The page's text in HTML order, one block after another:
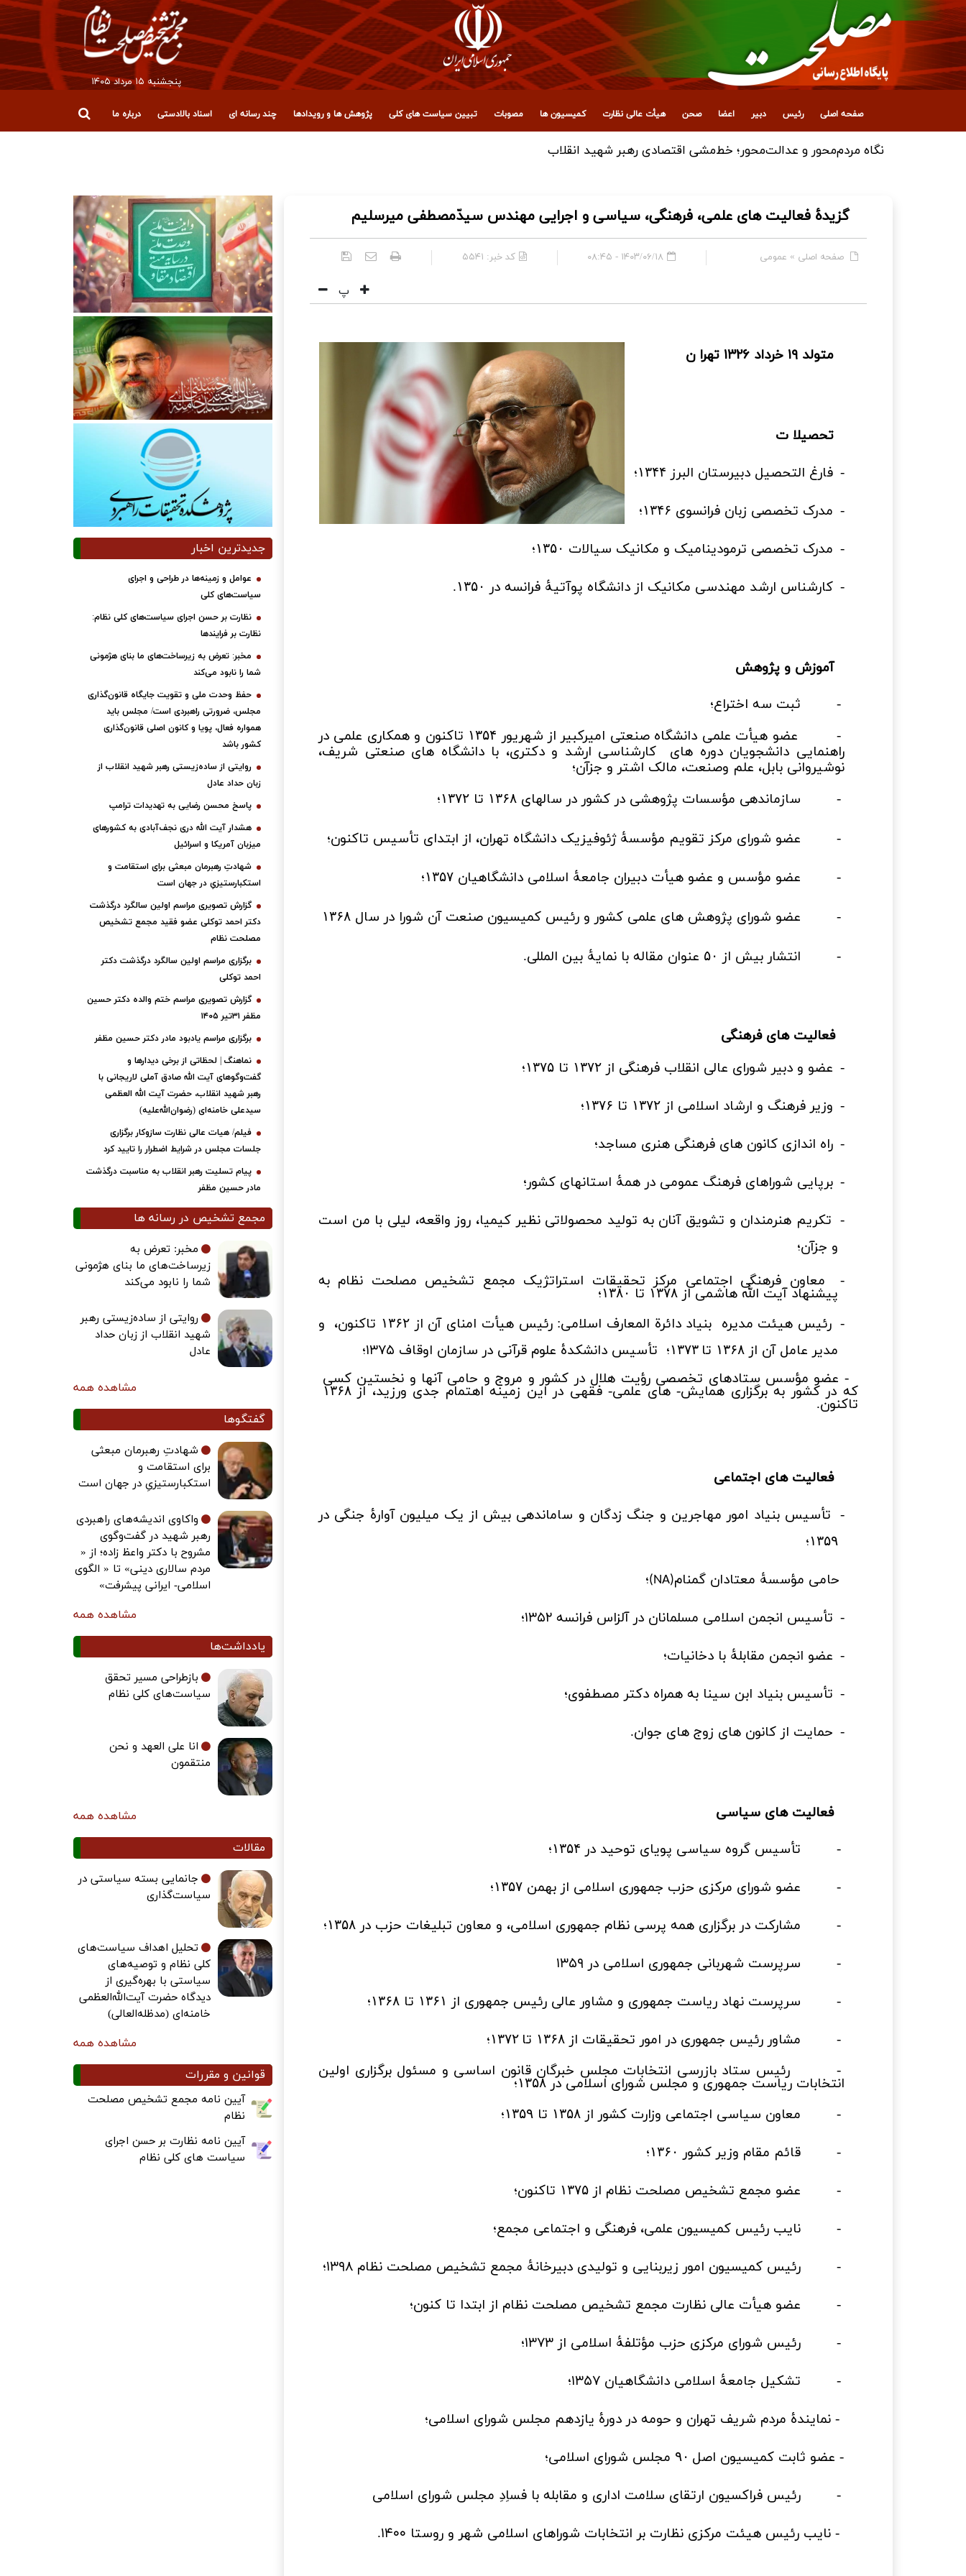
پنجشنبه ۱۵ مرداد ۱۴۰۵
صفحه اصلی رئیس دبیر اعضا صحن هیأت عالی نظارت کمیسیون ها مصوبات تبیین سیاست های کلی پژوهش ها و رویدادها چند رسانه ای اسناد بالادستی درباره ما
گزیدۀ فعالیت های علمی، فرهنگی، سیاسی و اجرایی مهندس سیدّمصطفی میرسلیم
صفحه اصلی » عمومی ۱۴۰۳/۰۶/۱۸ - ۰۸:۴۵ کد خبر: ۵۵۴۱
پ
متولد ۱۹ خرداد ۱۳۲۶ تهرا ن
تحصیلا ت
- فارغ التحصیل دبیرستان البرز ۱۳۴۴؛
- مدرک تخصصی زبان فرانسوی ۱۳۴۶؛
- مدرک تخصصی ترمودینامیک و مکانیک سیالات ۱۳۵۰؛
- کارشناس ارشد مهندسی مکانیک از دانشگاه پوآتیۀ فرانسه در ۱۳۵۰.
آموزش و پژوهش
-
ثبت سه اختراع؛
-
عضو هیأت علمی دانشگاه صنعتی امیرکبیر از شهریور ۱۳۵۴ تاکنون و همکاری علمی در
راهنمایی دانشجویان دوره های کارشناسی ارشد و دکتری، با دانشگاه های صنعتی شریف،
نوشیروانی بابل، علم وصنعت، مالک اشتر و جزآن؛
-
سازماندهی مؤسسات پژوهشی در کشور در سالهای ۱۳۶۸ تا ۱۳۷۲ ؛
- عضو شورای مرکز تقویم مؤسسۀ ژئوفیزیک دانشگاه تهران، از ابتدای تأسیس تاکنون؛
- عضو مؤسس و عضو هیأت دبیران جامعۀ اسلامی دانشگاهیان ۱۳۵۷ ؛
- عضو شورای پژوهش های علمی کشور و رئیس کمیسیون صنعت آن شورا در سال ۱۳۶۸
- انتشار بیش از ۵۰ عنوان مقاله با نمایۀ بین المللی.
فعالیت های فرهنگی
- عضو و دبیر شورای عالی انقلاب فرهنگی از۱۳۷۲ تا۱۳۷۵؛
- وزیر فرهنگ و ارشاد اسلامی از۱۳۷۲ تا ۱۳۷۶؛
- راه اندازی کانون های فرهنگی هنری مساجد؛
- برپایی شوراهای فرهنگ عمومی در همۀ استانهای کشور؛
- تکریم هنرمندان و تشویق آنان به تولید محصولاتی نظیر کیمیا، روز واقعه، لیلی با من است
و جزآن؛
-
معاون فرهنگی اجتماعی مرکز تحقیقات استراتژیک مجمع تشخیص مصلحت نظام به
پیشنهاد آیت الله هاشمی از۱۳۷۸ تا ۱۳۸۰؛
- رئیس هیئت مدیره بنیاد دائرة المعارف اسلامی: رئیس هیأت امنای آن از ۱۳۶۲ تاکنون، و
مدیر عامل آن از۱۳۶۸ تا ۱۳۷۳ ؛ تأسیس دانشکدۀ علوم قرآنی در سازمان اوقاف ۱۳۷۵؛
- عضو مؤسس ستادهای تخصصی رؤیت هلال در کشور و مروج و حامی آنها و نخستین کسی
که در کشور به برگزاری همایش- های علمی- فقهی در این زمینه اهتمام جدی ورزید، از۱۳۶۸
تاکنون.
فعالیت های اجتماعی
- تأسیس بنیاد امور مهاجرین و جنگ زدگان و ساماندهی بیش از یک میلیون آوارۀ جنگی در
۱۳۵۹؛
حامی مؤسسۀ معتادان گمنام(NA)؛
- تأسیس انجمن اسلامی مسلمانان در آلزاس فرانسه ۱۳۵۲؛
- عضو انجمن مقابلۀ با دخانیات؛
- تأسیس بنیاد ابن سینا به همراه دکتر مصطفوی؛
- حمایت از کانون های زوج های جوان.
فعالیت های سیاسی
-
تأسیس گروه سیاسی پویای توحید در ۱۳۵۴؛
- عضو شورای مرکزی حزب جمهوری اسلامی از بهمن ۱۳۵۷؛
- مشارکت در برگزاری همه پرسی نظام جمهوری اسلامی، و معاون تبلیغات حزب در ۱۳۵۸؛
- سرپرست شهربانی جمهوری اسلامی در ۱۳۵۹
- سرپرست نهاد ریاست جمهوری و مشاور عالی رئیس جمهوری از ۱۳۶۱ تا ۱۳۶۸؛
- مشاور رئیس جمهوری در امور تحقیقات از ۱۳۶۸ تا ۱۳۷۲؛
-
رئیس ستاد بازرسی انتخابات مجلس خبرگان قانون اساسی و مسئول برگزاری اولین
انتخابات ریاست جمهوری و مجلس شورای اسلامی در۱۳۵۸ ؛
-
معاون سیاسی اجتماعی وزارت کشور از ۱۳۵۸ تا ۱۳۵۹؛
- قائم مقام وزیر کشور ۱۳۶۰؛
- عضو مجمع تشخیص مصلحت نظام از ۱۳۷۵ تاکنون؛
- نایب رئیس کمیسیون علمی، فرهنگی و اجتماعی مجمع؛
- رئیس کمیسیون امور زیربنایی و تولیدی دبیرخانۀ مجمع تشخیص مصلحت نظام ۱۳۹۸؛
- عضو هیأت عالی نظارت مجمع تشخیص مصلحت نظام از ابتدا تا کنون؛
- رئیس شورای مرکزی حزب مؤتلفۀ اسلامی از ۱۳۷۳؛
- تشکیل جامعۀ اسلامی دانشگاهیان ۱۳۵۷؛
- نمایندۀ مردم شریف تهران و حومه در دورۀ یازدهم مجلس شورای اسلامی؛
- عضو ثابت کمیسیون اصل ۹۰ مجلس شورای اسلامی؛
- رئیس فراکسیون ارتقای سلامت اداری و مقابله با فساِدِ مجلس شورای اسلامی
- نایب رئیس هیئت مرکزی نظارت بر انتخابات شوراهای اسلامی شهر و روستا ۱۴۰۰.
جدیدترین اخبار
عوامل و زمینه‌ها در طراحی و اجرای
سیاست‌های کلی
نظارت بر حسن اجرای سیاست‌های کلی نظام:
نظارت بر فرایندها
مخبر: تعرض به زیرساخت‌های ما بنای هژمونی
شما را نابود می‌کند
حفظ وحدت ملی و تقویت جایگاه قانون‌گذاری
مجلس، ضرورتی راهبردی است/ مجلس باید
همواره فعال، پویا و کانون اصلی قانون‌گذاری
کشور باشد
روایتی از ساده‌زیستی رهبر شهید انقلاب از
زبان حداد عادل
پاسخ محسن رضایی به تهدیدات ترامپ
هشدار آیت الله دری نجف‌آبادی به کشورهای
میزبان آمریکا و اسرائیل
شهادتِ رهبرمان مبعثی برای استقامت و
استکبارستیزیِ در جهان است
گزارش تصویری مراسم اولین سالگرد درگذشت
دکتر احمد توکلی عضو فقید مجمع تشخیص
مصلحت نظام
برگزاری مراسم اولین سالگرد درگذشت دکتر
احمد توکلی
گزارش تصویری مراسم ختم والده دکتر حسین
مظفر ۳۱تیر ۱۴۰۵
برگزاری مراسم یادبود مادر دکتر حسین مظفر
نماهنگ | لحظاتی از برخی دیدارها و
گفت‌وگوهای آیت ‌الله صادق آملی لاریجانی با
رهبر شهید انقلاب، حضرت آیت‌ الله العظمی
سیدعلی خامنه‌ای (رضوان‌الله‌علیه)
فیلم/ هیات عالی نظارت سازوکار برگزاری
جلسات مجلس در شرایط اضطرار را تایید کرد
پیام تسلیت رهبر انقلاب به مناسبت درگذشت
مادر حسین مظفر
مجمع تشخیص در رسانه ها
مخبر: تعرض به
زیرساخت‌های ما بنای هژمونی
شما را نابود می‌کند
روایتی از ساده‌زیستی رهبر
شهید انقلاب از زبان حداد
عادل
مشاهده همه
گفتگوها
شهادتِ رهبرمان مبعثی
برای استقامت و
استکبارستیزیِ در جهان است
واکاوی اندیشه‌های راهبردی
رهبر شهید در گفت‌وگوی
مشروح با دکتر واعظ زاده؛ از «
مردم سالاری دینی» تا « الگوی
اسلامی- ایرانی پیشرفت»
مشاهده همه
یادداشت‌ها
بازطراحی مسیر تحقق
سیاست‌های کلی نظام
انا علی العهد و نحن
منتقمون
مشاهده همه
مقالات
جانمایی بسته سیاستی در
سیاست‌گذاری
تحلیل اهداف سیاست‌های
کلی نظام و توصیه‌های
سیاستی با بهره‌گیری از
دیدگاه حضرت آیت‌الله‌العظمی
خامنه‌ای (مدظله‌العالی)
مشاهده همه
قوانین و مقررات
آیین نامه مجمع تشخیص مصلحت
نظام
آیین نامه نظارت بر حسن اجرای
سیاست های کلی نظام